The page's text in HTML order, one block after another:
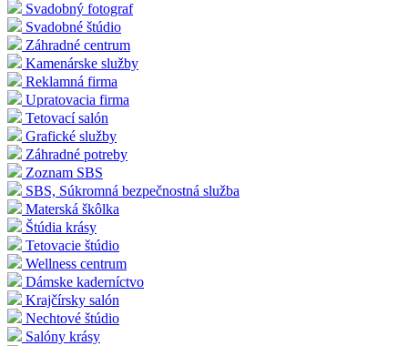
Svadobný fotograf
Svadobné štúdio
Záhradné centrum
Kamenárske služby
Reklamná firma
Upratovacia firma
Tetovací salón
Grafické služby
Záhradné potreby
Zoznam SBS
SBS, Súkromná bezpečnostná služba
Materská škôlka
Štúdia krásy
Tetovacie štúdio
Wellness centrum
Dámske kaderníctvo
Krajčírsky salón
Nechtové štúdio
Salóny krásy